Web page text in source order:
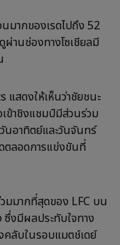
มากของเรดไปถึง 52
ผ่านช่องทางโซเชียลมี
สดงให้เห็นว่าชัยชนะ
ข้าชิงแชมป์มีส่วนร่วม
นอาทิตย์และวันจันทร์
ตลอดการแข่งขันที่
มมากที่สุดของ LFC บน
ซึ่งมีผลประทับใจทาง
คลับในรอบแมตช์เดย์